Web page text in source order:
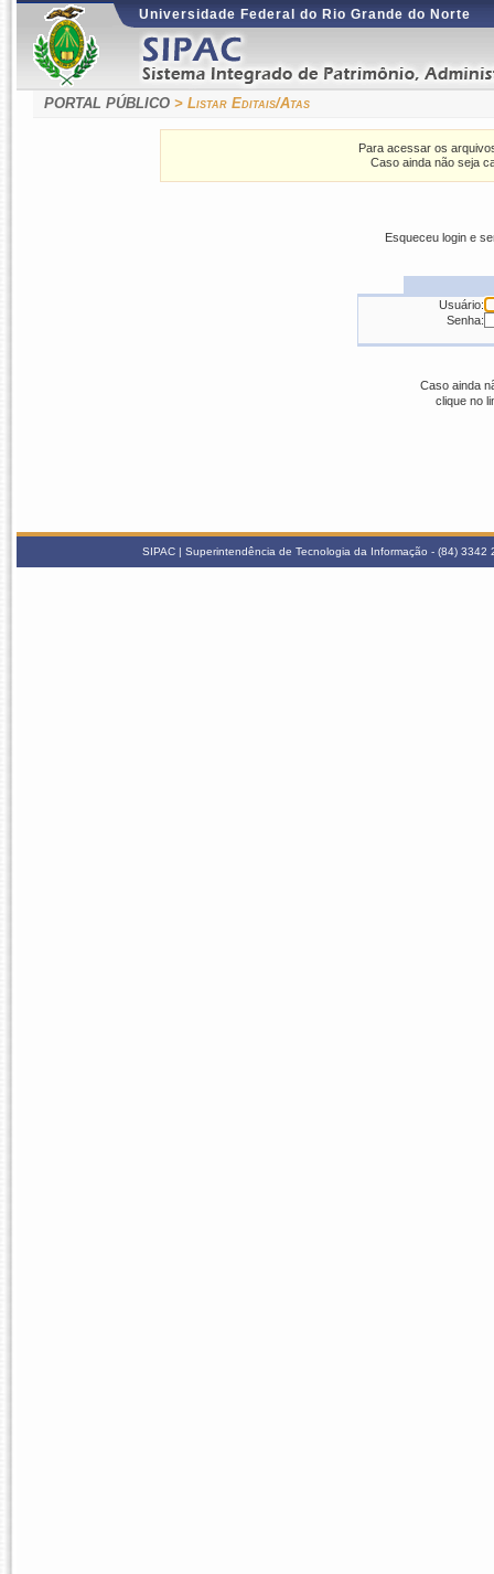
Universidade Federal do Rio Grande do Norte
PORTAL PÚBLICO > Listar Editais/Atas
Para acessar os
Caso ainda não seja
Esqueceu login e
Usuário:
Senha:
Caso ainda
clique no
SIPAC | Superintendência de Tecnologia da Informação - (84)